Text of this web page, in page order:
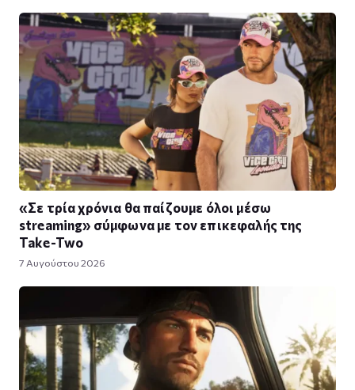
«Σε τρία χρόνια θα παίζουμε όλοι μέσω
streaming» σύμφωνα με τον επικεφαλής της
Take-Two
7 Αυγούστου 2026